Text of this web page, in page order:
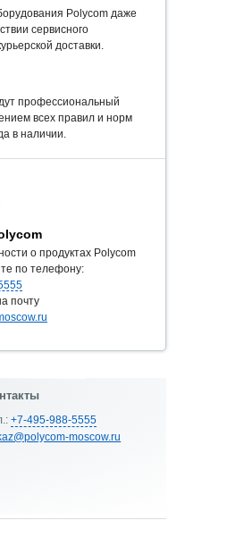
Polycom даже
сервисного
доставки.
профессиональный
всех правил и норм
в наличии.
о продуктах Polycom
по телефону:
почту
+7-495-988-5555
moscow.ru